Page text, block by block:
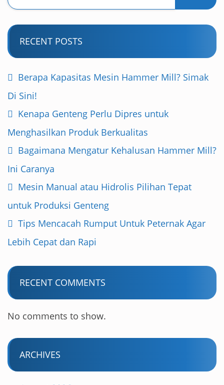
RECENT POSTS
Berapa Kapasitas Mesin Hammer Mill? Simak
Di Sini!
Kenapa Genteng Perlu Dipres untuk
Menghasilkan Produk Berkualitas
Bagaimana Mengatur Kehalusan Hammer Mill?
Ini Caranya
Mesin Manual atau Hidrolis Pilihan Tepat
untuk Produksi Genteng
Tips Mencacah Rumput Untuk Peternak Agar
Lebih Cepat dan Rapi
RECENT COMMENTS
No comments to show.
ARCHIVES